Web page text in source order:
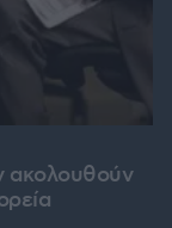
ακολουθούν